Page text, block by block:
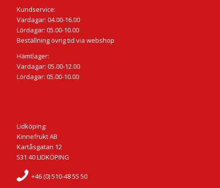
Kundservice:
Vardagar: 04.00-16.00
Lördagar: 05.00-10.00
Beställning övrig tid via webshop
Hämtlager:
Vardagar: 05.00-12.00
Lördagar: 05.00-10.00
Lidköping:
Kinnefrukt AB
Kartåsgatan 12
531 40 LIDKÖPING
+46 (0) 510-48 55 50